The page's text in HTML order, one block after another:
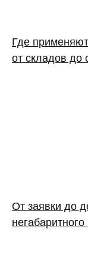
Где применяют
от складов до
От заявки до
негабаритного